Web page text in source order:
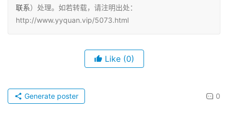
联系）处理。如若转载，请注明出处：
http://www.yyquan.vip/5073.html
Like (0)
0
Generate poster